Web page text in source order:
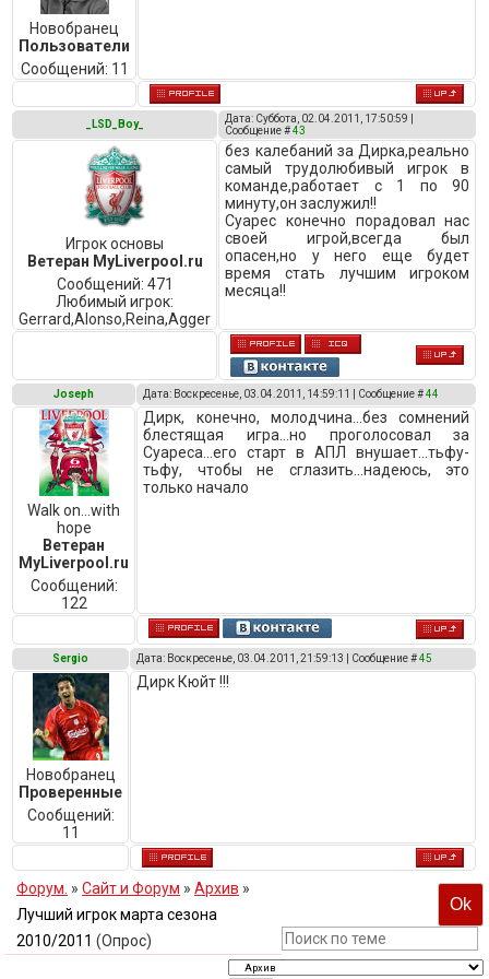
Новобранец
Пользователи
Сообщений: 11
_LSD_Boy_
Дата: Суббота, 02.04.2011, 17:50:59 |
Сообщение #43
Игрок основы
Ветеран MyLiverpool.ru
Сообщений: 471
Любимый игрок:
Gerrard,Alonso,Reina,Agger
без калебаний за Дирка,реально
самый трудолюбивый игрок в
команде,работает с 1 по 90
минуту,он заслужил!!
Суарес конечно порадовал нас
своей игрой,всегда был
опасен,но у него еще будет
время стать лучшим игроком
месяца!!
Joseph Дата: Воскресенье, 03.04.2011, 14:59:11 | Сообщение #44
Walk on...with
hope
Ветеран
MyLiverpool.ru
Сообщений:
122
Дирк, конечно, молодчина...без сомнений
блестящая игра...но проголосовал за
Суареса...его старт в АПЛ внушает...тьфу-
тьфу, чтобы не сглазить...надеюсь, это
только начало
Sergio Дата: Воскресенье, 03.04.2011, 21:59:13 | Сообщение #45
Новобранец
Проверенные
Сообщений:
11
Дирк Кюйт !!!
Форум. » Сайт и Форум » Архив »
Лучший игрок марта сезона
2010/2011 (Опрос)